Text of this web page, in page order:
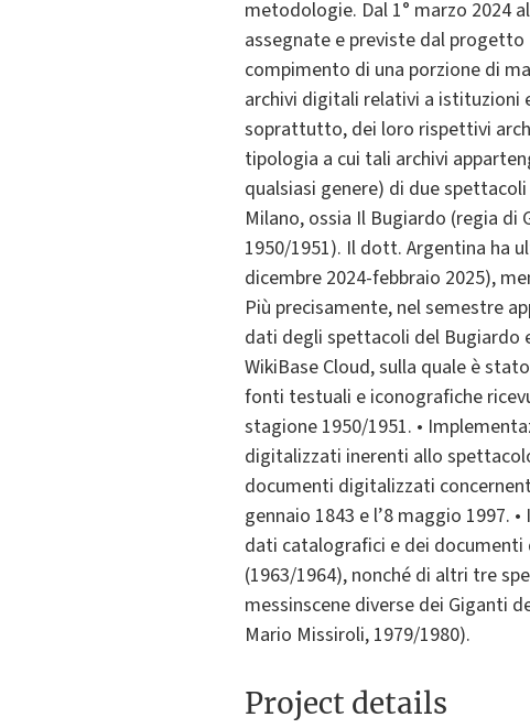
metodologie. Dal 1° marzo 2024
assegnate e previste dal progetto
compimento di una porzione di
archivi digitali relativi a istituzioni
soprattutto, dei loro rispettivi
tipologia a cui tali archivi
qualsiasi genere) di due
Milano, ossia Il Bugiardo (regia di
1950/1951). Il dott. Argentina ha
dicembre 2024-febbraio 2025),
Più precisamente, nel semestre
dati degli spettacoli del Bugiardo
WikiBase Cloud, sulla quale è
fonti testuali e iconografiche
stagione 1950/1951. •
digitalizzati inerenti allo
documenti digitalizzati
gennaio 1843 e l’8 maggio 1997.
dati catalografici e dei
(1963/1964), nonché di altri tre
messinscene diverse dei Giganti
Mario Missiroli, 1979/1980).
Project details